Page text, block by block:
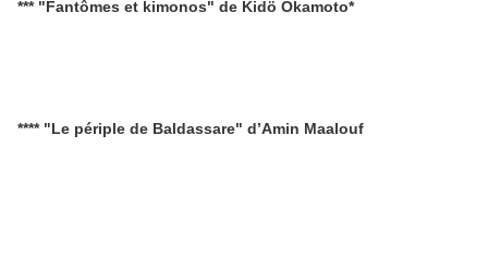
*** "Fantômes et kimonos" de Kidö Okamoto*
**** "Le périple de Baldassare" d’Amin Maalouf